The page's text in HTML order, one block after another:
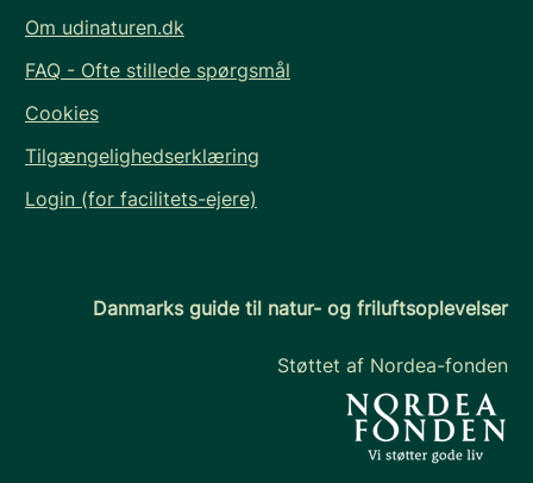
Om udinaturen.dk
FAQ - Ofte stillede spørgsmål
Cookies
Tilgængelighedserklæring
Login (for facilitets-ejere)
Danmarks guide til natur- og friluftsoplevelser
Støttet af Nordea-fonden